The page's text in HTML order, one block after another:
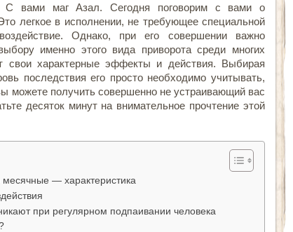
С вами маг Азал. Сегодня поговорим с вами о
легкое в исполнении, не требующее специальной
воздействие. Однако, при его совершении важно
именно этого вида приворота среди многих
свои характерные эффекты и действия. Выбирая
последствия его просто необходимо учитывать,
можете получить совершенно не устраивающий вас
десяток минут на внимательное прочтение этой
— характеристика
при регулярном подпаивании человека